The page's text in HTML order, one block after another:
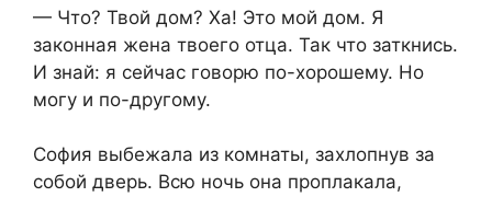
— Что? Твой дом? Ха! Это мой дом. Я
законная жена твоего отца. Так что заткнись.
И знай: я сейчас говорю по-хорошему. Но
могу и по-другому.
София выбежала из комнаты, захлопнув за
собой дверь. Всю ночь она проплакала,